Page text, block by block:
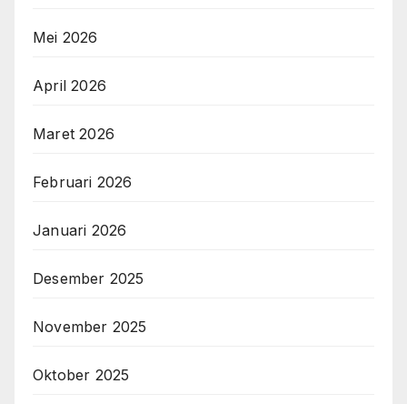
Mei 2026
April 2026
Maret 2026
Februari 2026
Januari 2026
Desember 2025
November 2025
Oktober 2025